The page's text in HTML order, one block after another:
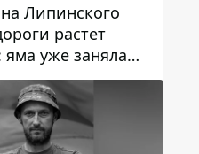
Липинского
растет
яма уже заняла